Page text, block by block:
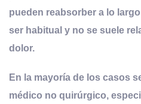
pueden reabsorber a lo
ser habitual y no se suele
dolor.
En la mayoría de los casos
médico no quirúrgico,